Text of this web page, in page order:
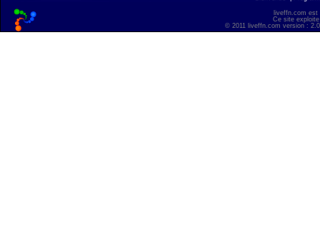
liveffn.com est
Ce site
© 2011 liveffn.com version :